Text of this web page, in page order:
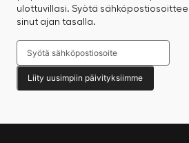
ulottuvillasi. Syötä
sinut ajan tasalla.
Liity uusimpiin päivityksiimme